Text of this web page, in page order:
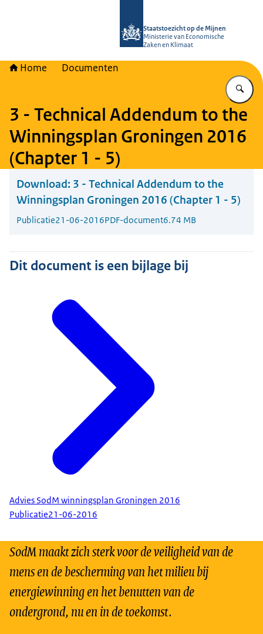
Staatstoezicht op de Mijnen
Ministerie van Economische
Zaken en Klimaat
Home Documenten
3 - Technical Addendum to the
Winningsplan Groningen 2016
(Chapter 1 - 5)
Download: 3 - Technical Addendum to the
Winningsplan Groningen 2016 (Chapter 1 - 5)
Publicatie21-06-2016PDF-document6.74 MB
Dit document is een bijlage bij
Advies SodM winningsplan Groningen 2016
Publicatie21-06-2016
SodM maakt zich sterk voor de veiligheid van de
mens en de bescherming van het milieu bij
energiewinning en het benutten van de
ondergrond, nu en in de toekomst.